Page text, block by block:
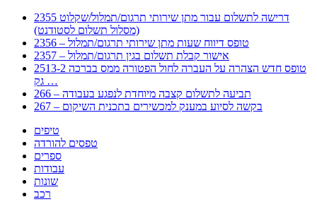
2355 דרישה לתשלום עבור מתן שירותי תרגום/תמלול/שקלוט
(מסלול תשלום לסטודנט)
2356 – טופס דיווח שעות מתן שירותי תרגום/תמלול
2357 – אישור קבלת תשלום בגין תרגום/תמלול
2513-2 טופס חדש הצהרה על העברה לחול הפטורה ממס בברכה
גק …
266 – תביעה לתשלום קצבה מיוחדת לנפגע בעבודה
267 – בקשה לסיוע במענק למכשירים בתכנית השיקום
טיפים
טפסים להורדה
ספרים
עבודות
שונות
רכב